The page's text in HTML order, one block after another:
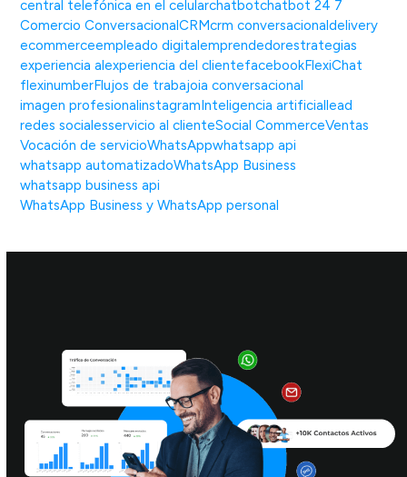
central telefónica en el celularchatbotchatbot 24 7
Comercio ConversacionalCRMcrm conversacionaldelivery
ecommerceempleado digitalemprendedorestrategias
experiencia alexperiencia del clientefacebookFlexiChat
flexinumberFlujos de trabajoia conversacional
imagen profesionalinstagramInteligencia artificiallead
redes socialesservicio al clienteSocial CommerceVentas
Vocación de servicioWhatsAppwhatsapp api
whatsapp automatizadoWhatsApp Business
whatsapp business api
WhatsApp Business y WhatsApp personal